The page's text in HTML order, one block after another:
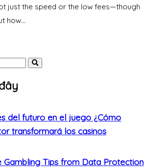
just the speed or the low fees—though
how...
del futuro en el juego ¿Cómo
transformará los casinos
Gambling Tips from Data Protection